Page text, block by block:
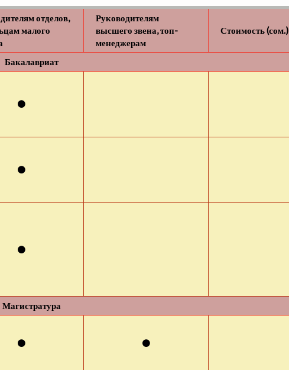
отделов,
малого
Руководителям
высшего звена, топ-
менеджерам
Стоимость (сом.)
Бакалавриат
⚫
⚫
⚫
Магистратура
⚫ ⚫